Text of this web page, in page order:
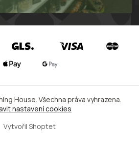
Vytvořil Shoptet
House. Všechna práva vyhrazena.
nastavení cookies